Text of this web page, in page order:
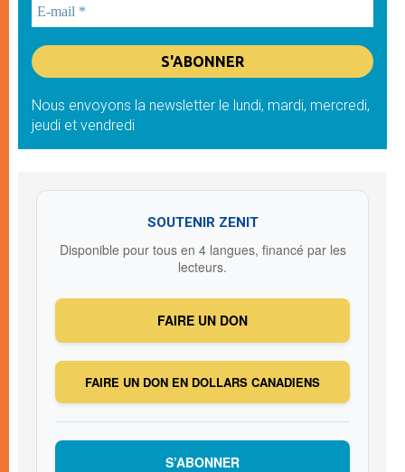
Nous envoyons la newsletter le lundi, mardi, mercredi,
jeudi et vendredi
SOUTENIR ZENIT
Disponible pour tous en 4 langues, financé par les
lecteurs.
FAIRE UN DON
FAIRE UN DON EN DOLLARS CANADIENS
S’ABONNER